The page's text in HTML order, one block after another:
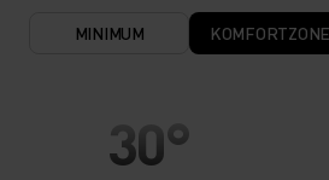
MINIMUM KOMFORTZONE
30°